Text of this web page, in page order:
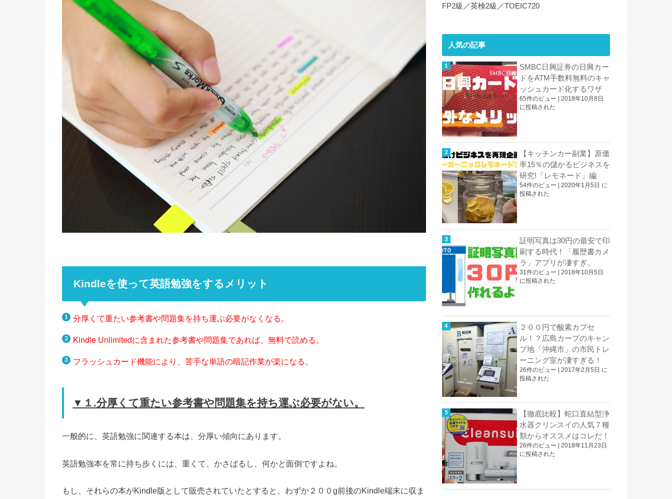
Kindleを使って英語勉強をするメリット
分厚くて重たい参考書や問題集を持ち運ぶ必要がなくなる。
Kindle Unlimitedに含まれた参考書や問題集であれば、無料で読める。
フラッシュカード機能により、苦手な単語の暗記作業が楽になる。
▼１.分厚くて重たい参考書や問題集を持ち運ぶ必要がない。
一般的に、英語勉強に関連する本は、分厚い傾向にあります。
英語勉強本を常に持ち歩くには、重くて、かさばるし、何かと面倒ですよね。
もし、それらの本がKindle版として販売されていたとすると、わずか２００g前後のKindle端末に収ま
FP2級／英検2級／TOEIC720
人気の記事
SMBC日興証券の日興カー
ドをATM手数料無料のキャ
ッシュカード化するワザ
65件のビュー
2018年10月8日
に投稿された
【キッチンカー副業】原価
率15％の儲かるビジネスを
研究!「レモネード」編
54件のビュー
2020年1月5日 に
投稿された
証明写真は30円の最安で印
刷する時代！「履歴書カメ
ラ」アプリが凄すぎ。
31件のビュー | 2018年10月5日
に投稿された
２００円で酸素カプセ
ル！？広島カープのキャン
プ地「沖縄市」の市民トレ
ーニング室が凄すぎる！
26件のビュー | 2017年2月5日 に
投稿された
【徹底比較】蛇口直結型浄
水器クリンスイの人気７種
類からオススメはコレだ！
26件のビュー
2018年11月23日
に投稿された